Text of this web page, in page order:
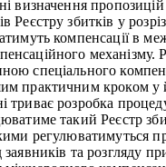
визначення
Реєстру збитків у
компенсації в
механізму.
спеціального
практичним кроком у
триває розробка
такий Реєстр
регулюватимуться
заявників та розгляду